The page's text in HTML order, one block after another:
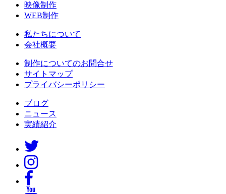
映像制作
WEB制作
私たちについて
会社概要
制作についてのお問合せ
サイトマップ
プライバシーポリシー
ブログ
ニュース
実績紹介